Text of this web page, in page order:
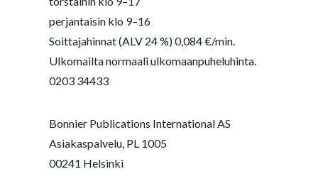
perjantaisin klo 9–16
Soittajahinnat (ALV 24 %) 0,084 €/min.
Ulkomailta normaali ulkomaanpuheluhinta.
0203 34433
Bonnier Publications International AS
Asiakaspalvelu, PL 1005
00241 Helsinki